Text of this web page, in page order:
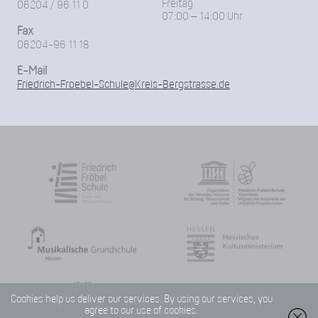
06204 / 96 11 0
Fax
06204-96 11 18
Freitag
07:00 – 14:00 Uhr
E-Mail
Friedrich-Froebel-Schule@Kreis-Bergstrasse.de
Cookies help us deliver our services. By using our services, you
agree to our use of cookies.